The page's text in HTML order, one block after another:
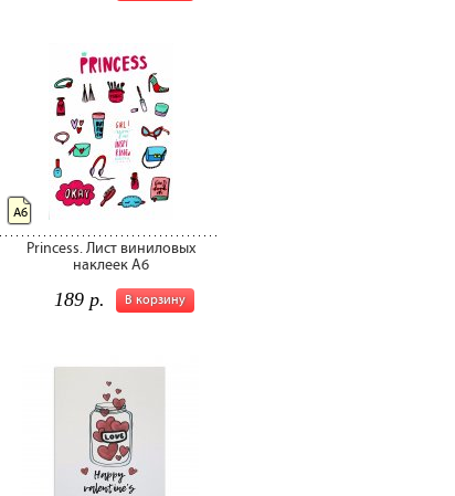
Princess. Лист виниловых
наклеек А6
В корзину
189 р.
А6